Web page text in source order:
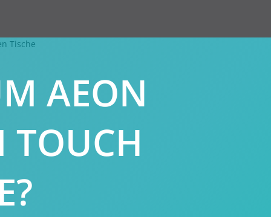
AEON
TOUCH